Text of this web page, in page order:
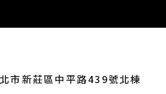
市新莊區中平路439號北棟